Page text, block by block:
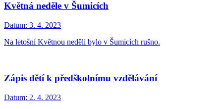
Květná neděle v Šumicích
Datum: 3. 4. 2023
Na letošní Květnou neděli bylo v Šumicích rušno.
Zápis dětí k předškolnímu vzdělávání
Datum: 2. 4. 2023